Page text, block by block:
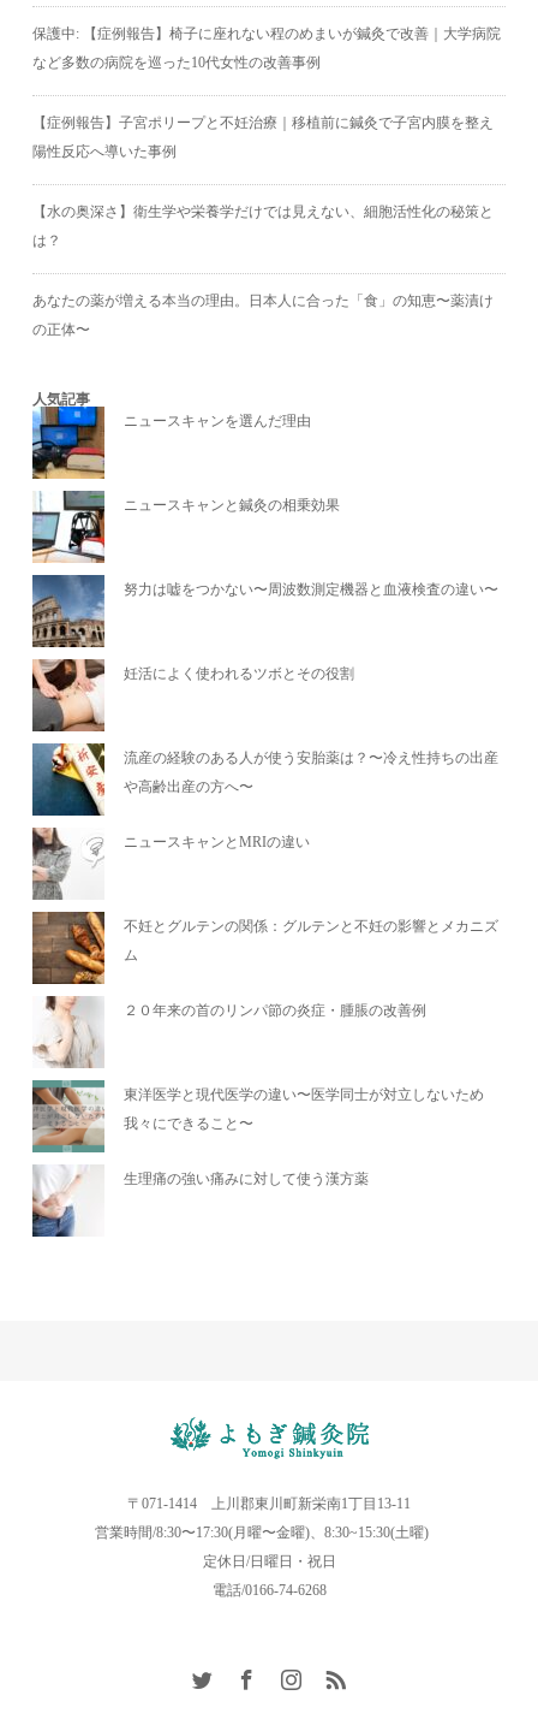
保護中: 【症例報告】椅子に座れない程のめまいが鍼灸で改善｜大学病院
など多数の病院を巡った10代女性の改善事例
【症例報告】子宮ポリープと不妊治療｜移植前に鍼灸で子宮内膜を整え
陽性反応へ導いた事例
【水の奥深さ】衛生学や栄養学だけでは見えない、細胞活性化の秘策と
は？
あなたの薬が増える本当の理由。日本人に合った「食」の知恵〜薬漬け
の正体〜
人気記事
ニュースキャンを選んだ理由
ニュースキャンと鍼灸の相乗効果
努力は嘘をつかない〜周波数測定機器と血液検査の違い〜
妊活によく使われるツボとその役割
流産の経験のある人が使う安胎薬は？〜冷え性持ちの出産
や高齢出産の方へ〜
ニュースキャンとMRIの違い
不妊とグルテンの関係：グルテンと不妊の影響とメカニズ
ム
２０年来の首のリンパ節の炎症・腫脹の改善例
東洋医学と現代医学の違い〜医学同士が対立しないため
我々にできること〜
生理痛の強い痛みに対して使う漢方薬
〒071-1414 上川郡東川町新栄南1丁目13-11
営業時間/8:30〜17:30(月曜〜金曜)、8:30~15:30(土曜)
定休日/日曜日・祝日
電話/0166-74-6268